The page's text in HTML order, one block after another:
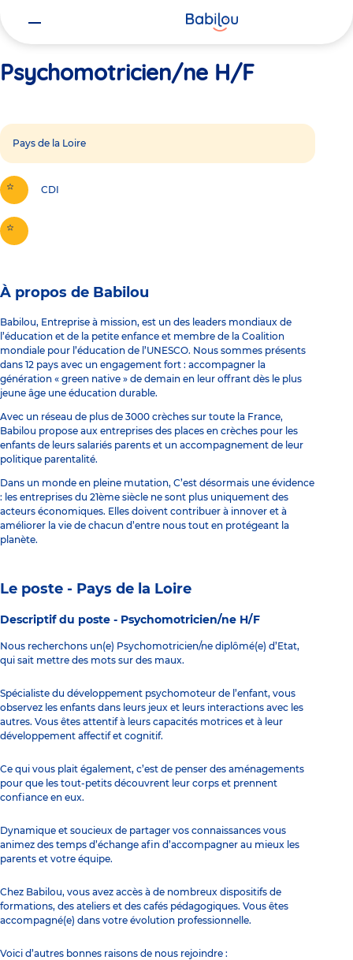
Psychomotricien/ne H/F
Pays de la Loire
CDI
À propos de Babilou
Babilou, Entreprise à mission, est un des leaders mondiaux de
l’éducation et de la petite enfance et membre de la Coalition
mondiale pour l’éducation de l’UNESCO. Nous sommes présents
dans 12 pays avec un engagement fort : accompagner la
génération « green native » de demain en leur offrant dès le plus
jeune âge une éducation durable.
Avec un réseau de plus de 3000 crèches sur toute la France,
Babilou propose aux entreprises des places en crèches pour les
enfants de leurs salariés parents et un accompagnement de leur
politique parentalité.
Dans un monde en pleine mutation, C’est désormais une évidence
: les entreprises du 21ème siècle ne sont plus uniquement des
acteurs économiques. Elles doivent contribuer à innover et à
améliorer la vie de chacun d’entre nous tout en protégeant la
planète.
Le poste - Pays de la Loire
Descriptif du poste - Psychomotricien/ne H/F
Nous recherchons un(e) Psychomotricien/ne diplômé(e) d’Etat,
qui sait mettre des mots sur des maux.
Spécialiste du développement psychomoteur de l’enfant, vous
observez les enfants dans leurs jeux et leurs interactions avec les
autres. Vous êtes attentif à leurs capacités motrices et à leur
développement affectif et cognitif.
Ce qui vous plait également, c’est de penser des aménagements
pour que les tout-petits découvrent leur corps et prennent
confiance en eux.
Dynamique et soucieux de partager vos connaissances vous
animez des temps d’échange afin d’accompagner au mieux les
parents et votre équipe.
Chez Babilou, vous avez accès à de nombreux dispositifs de
formations, des ateliers et des cafés pédagogiques. Vous êtes
accompagné(e) dans votre évolution professionnelle.
Voici d’autres bonnes raisons de nous rejoindre :